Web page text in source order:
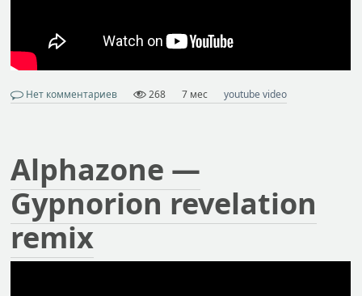
Нет комментариев 268 7 мес youtube video
Alphazone —
Gypnorion revelation
remix